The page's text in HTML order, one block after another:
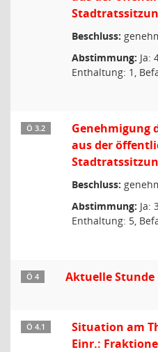
Beschluss:
Abstimmung: Ja:
Enthaltung: 1,
Ö 3.2
Genehmigung
aus der
Beschluss:
Abstimmung: Ja:
Enthaltung: 5,
Ö 4 Aktuelle Stunde
Ö 4.1
Situation am
Einr.: